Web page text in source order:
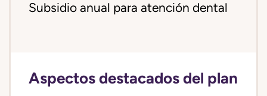
Subsidio anual para atención dental
Aspectos destacados del plan